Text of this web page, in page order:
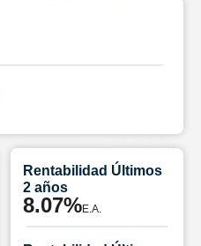
Rentabilidad Últimos
2 años
8.07%E.A.